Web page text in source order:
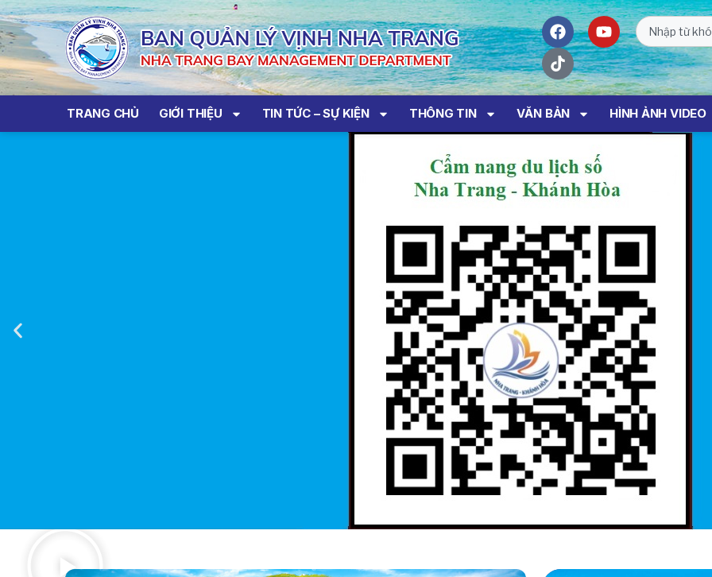
TRANG CHỦ GIỚI THIỆU TIN TỨC – SỰ KIỆN THÔNG TIN VĂN BẢN HÌNH ẢNH VIDEO